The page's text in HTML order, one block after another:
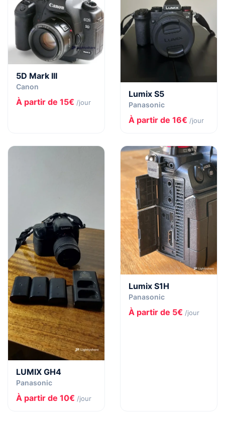
5D Mark III
Canon
À partir de 15€ /jour
Lumix S5
Panasonic
À partir de 16€ /jour
LUMIX GH4
Panasonic
À partir de 10€ /jour
Lumix S1H
Panasonic
À partir de 5€ /jour